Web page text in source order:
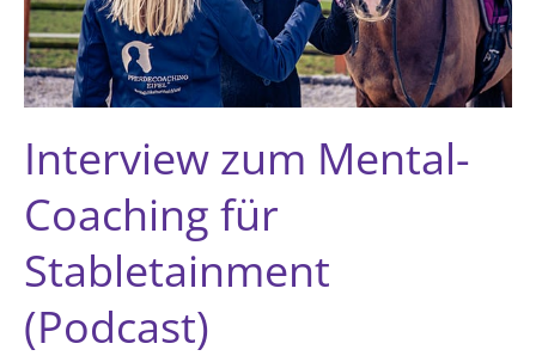
Interview zum Mental-
Coaching für
Stabletainment
(Podcast)